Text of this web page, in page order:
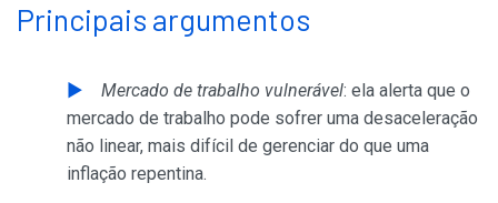
Principais argumentos
Mercado de trabalho vulnerável: ela alerta que o
mercado de trabalho pode sofrer uma desaceleração
não linear, mais difícil de gerenciar do que uma
inflação repentina.